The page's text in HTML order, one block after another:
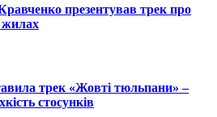
презентував трек про
жилах
трек «Жовті тюльпани» –
стосунків